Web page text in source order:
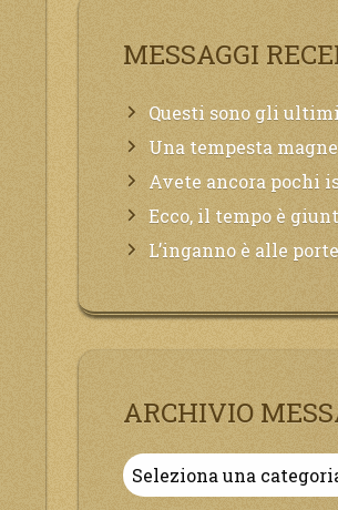
MESSAGGI
Questi sono gli ultimi attimi di vita, chi si vuole
Una tempesta magnetica è in corso, questa generazione patirà. Il black out non
Avete ancora pochi istanti per convertirvi, non perdete tempo, la sciagura arriverà all’improvviso
Ecco, il tempo è giunto all’unione del Padre con il figlio, non
L’inganno è alle porte, il disordine degli ordinati urlerà perdono, ma sarà
ARCHIVIO
Archivio
Messaggi